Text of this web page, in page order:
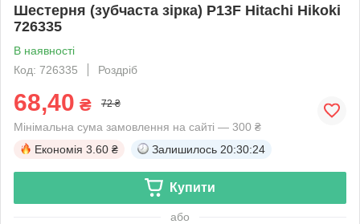
Шестерня (зубчаста зірка) P13F Hitachi Hikoki
726335
В наявності
Код: 726335
Роздріб
68,40 ₴ 72 ₴
Мінімальна сума замовлення на сайті — 300 ₴
Економія 3.60 ₴ Залишилось 20:30:24
Купити
або